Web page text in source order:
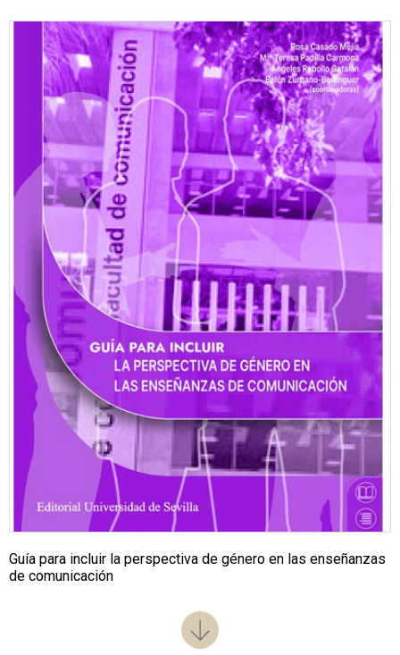
Guía para incluir la perspectiva de género en las enseñanzas
de comunicación